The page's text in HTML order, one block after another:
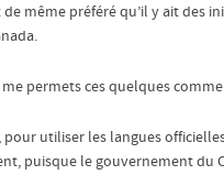
même préféré qu’il y ait des
permets ces quelques
utiliser les langues
puisque le gouvernement